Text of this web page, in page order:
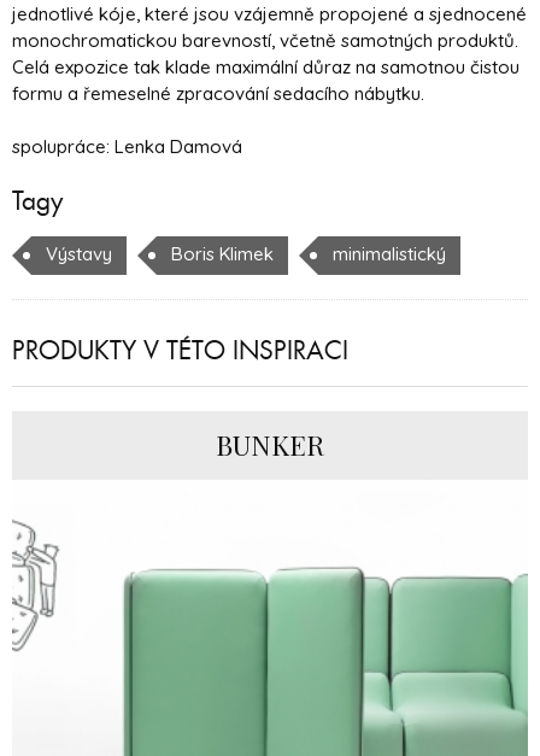
jednotlivé kóje, které jsou vzájemně propojené a sjednocené
monochromatickou barevností, včetně samotných produktů.
Celá expozice tak klade maximální důraz na samotnou čistou
formu a řemeselné zpracování sedacího nábytku.
spolupráce: Lenka Damová
Tagy
Výstavy Boris Klimek minimalistický
PRODUKTY V TÉTO INSPIRACI
BUNKER